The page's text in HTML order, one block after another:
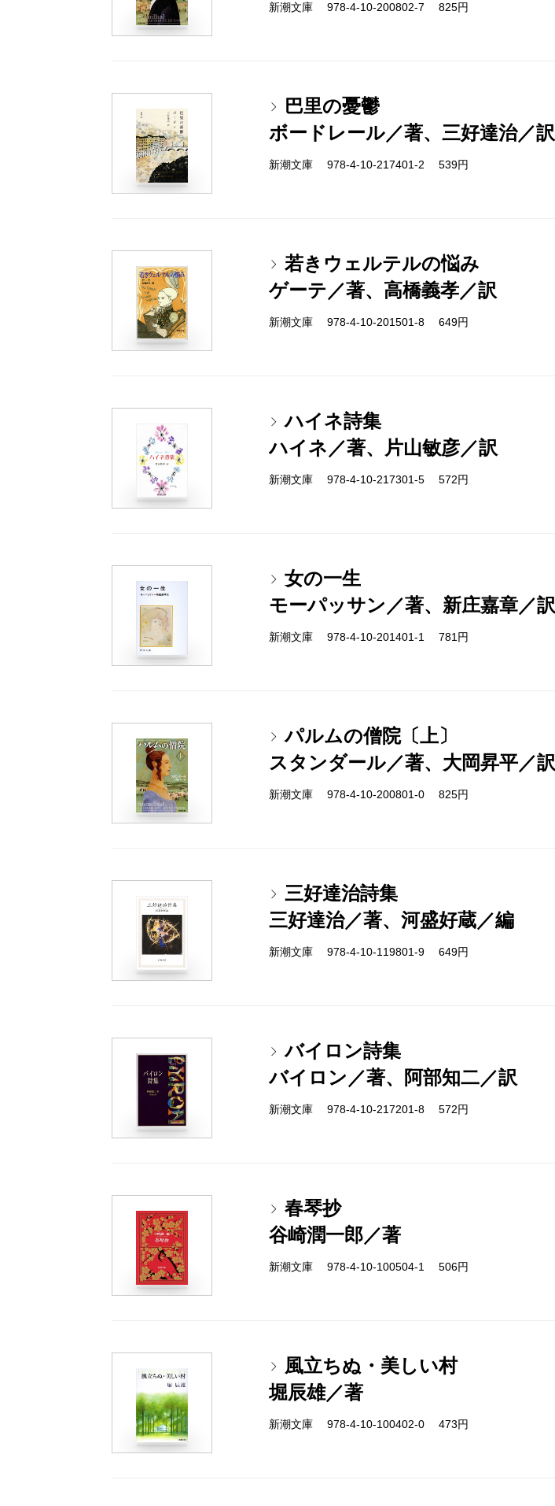
新潮文庫 978-4-10-200802-7 825円
巴里の憂鬱
ボードレール／著、三好達治／訳
新潮文庫 978-4-10-217401-2 539円
若きウェルテルの悩み
ゲーテ／著、高橋義孝／訳
新潮文庫 978-4-10-201501-8 649円
ハイネ詩集
ハイネ／著、片山敏彦／訳
新潮文庫 978-4-10-217301-5 572円
女の一生
モーパッサン／著、新庄嘉章／訳
新潮文庫 978-4-10-201401-1 781円
パルムの僧院〔上〕
スタンダール／著、大岡昇平／訳
新潮文庫 978-4-10-200801-0 825円
三好達治詩集
三好達治／著、河盛好蔵／編
新潮文庫 978-4-10-119801-9 649円
バイロン詩集
バイロン／著、阿部知二／訳
新潮文庫 978-4-10-217201-8 572円
春琴抄
谷崎潤一郎／著
新潮文庫 978-4-10-100504-1 506円
風立ちぬ・美しい村
堀辰雄／著
新潮文庫 978-4-10-100402-0 473円